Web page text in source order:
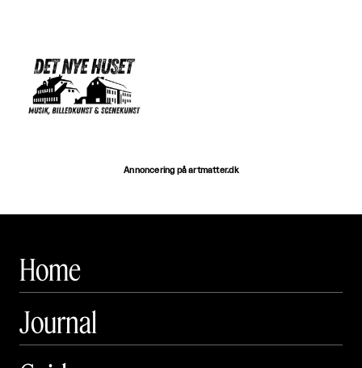
Annoncering på artmatter.dk
Home
Journal